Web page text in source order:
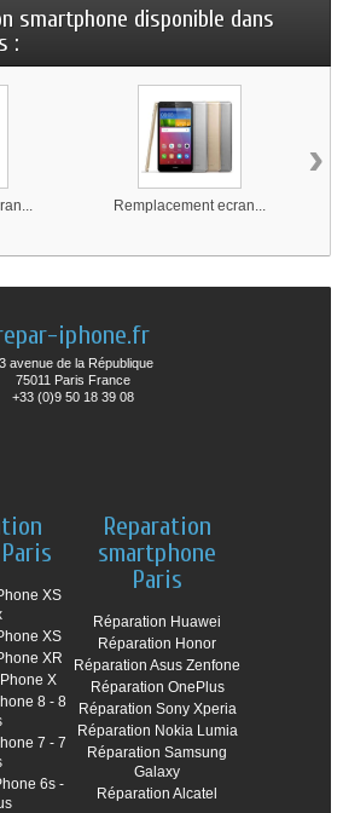
smartphone disponible dans
:
Remplacement ecran...
›
iphone.fr
avenue de la République
75011 Paris France
+33 (0)9 50 18 39 08
XS
XS
XR
X
8 - 8
7 - 7
6s -
Reparation
smartphone
Paris
Réparation Huawei
Réparation Honor
Réparation Asus Zenfone
Réparation OnePlus
Réparation Sony Xperia
Réparation Nokia Lumia
Réparation Samsung
Galaxy
Réparation Alcatel